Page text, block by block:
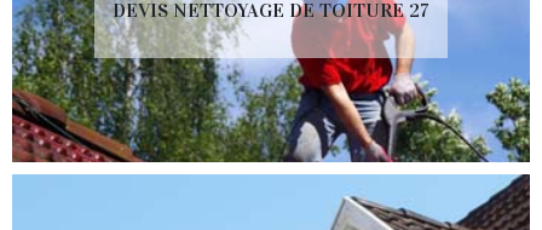
DEVIS NETTOYAGE DE TOITURE 27